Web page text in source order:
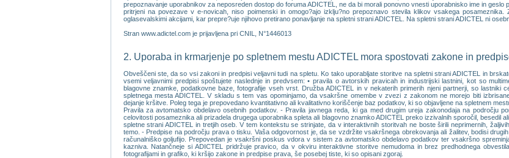
prepoznavanje uporabnikov za neposreden dostop do foruma ADICTEL, ne da bi morali ponovno vnesti uporabnisko ime in
pritrjeni na povezave v e-novicah, niso poimenski in omogo?ajo izklju?no prepoznavo stevila klikov vsakega
oglasevalskimi akcijami, kar prepre?uje njihovo pretirano ponavljanje na spletni strani ADICTEL. Na spletni strani ADICTEL ni
Stran www.adictel.com je prijavljena pri CNIL, N°1446013
2. Uporaba in krmarjenje po spletnem mestu ADICTEL mora spostovati zakone in
Obveščeni ste, da so vsi zakoni in predpisi veljavni tudi na spletu. Ko tako uporabljate storitve na spletni strani ADICTEL in
vsemi veljavnimi predpisi spoštujete naslednje in predvsem: • pravila o avtorskih pravicah in industrijski lastnini, kot so
blagovne znamke, podatkovne baze, fotografije vseh vrst. Družba ADICTEL in v nekaterih primerih njeni partnerji, so lastniki
spletnega mesta ADICTEL. V skladu s tem vas opominjamo, da vsakršne omembe v zvezi z zakonom ne morejo biti
dejanje kršitve. Poleg tega je prepovedano kvantitativno ali kvalitativno koriščenje baz podatkov, ki so objavljene na spletnem
Pravila za avtomatsko obdelavo osebnih podatkov. - Pravila javnega reda, ki ga med drugim ureja zakonodaja na področju
celovitosti posameznika ali prizadela drugega uporabnika spleta ali blagovno znamko ADICTEL preko izzivalnih sporočil, besedil
spletne strani ADICTEL in tretjih oseb. V tem kontekstu se strinjate, da v interaktivnih storitvah ne boste širili neprimernih,
temo. - Predpise na področju prava o tisku. Vaša odgovornost je, da se vzdržite vsakršnega obrekovanja ali žalitev, bodisi
računalniško goljufijo. Prepovedan je vsakršni poskus vdora v sistem za avtomatsko obdelavo podatkov ter vsakršno
kazniva. Natančneje si ADICTEL pridržuje pravico, da v okviru interaktivne storitve nemudoma in brez predhodnega
fotografijami in grafiko, ki kršijo zakone in predpise prava, še posebej tiste, ki so opisani zgoraj.